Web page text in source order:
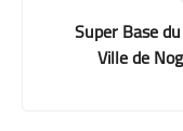
Super Base
Ville de